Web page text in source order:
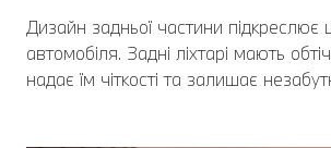
Дизайн задньої частини підкреслює
автомобіля. Задні ліхтарі мають
надає їм чіткості та залишає